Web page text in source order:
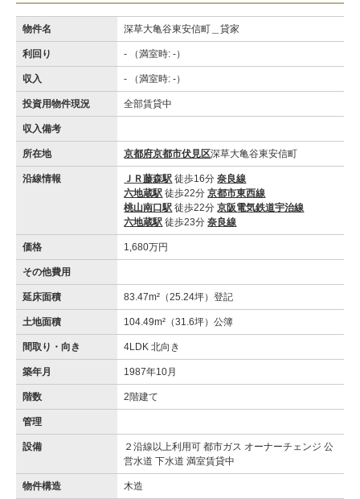
物件名 深草大亀谷東安信町＿貸家
利回り - （満室時: -）
収入 - （満室時: -）
投資用物件現況 全部賃貸中
収入備考
所在地 京都府京都市伏見区深草大亀谷東安信町
沿線情報 ＪＲ藤森駅 徒歩16分奈良線
六地蔵駅 徒歩22分京都市東西線
桃山南口駅 徒歩22分京阪電気鉄道宇治線
六地蔵駅 徒歩23分奈良線
価格 1,680万円
その他費用
延床面積 83.47m²（25.24坪）登記
土地面積 104.49m²（31.6坪）公簿
間取り・向き 4LDK 北向き
築年月 1987年10月
階数 2階建て
管理
設備
２沿線以上利用可 都市ガス オーナーチェンジ 公
営水道 下水道 満室賃貸中
物件構造 木造